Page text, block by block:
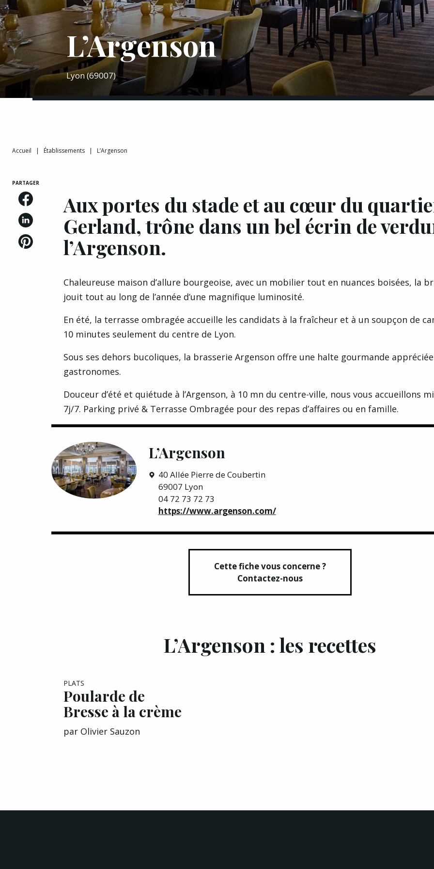
L’Argenson
Lyon (69007)
Accueil | Établissements | L’Argenson
PARTAGER
Aux portes du stade et au cœur du
Gerland, trône dans un bel écrin de
l’Argenson.
Chaleureuse maison d’allure bourgeoise, avec un mobilier tout en nuances boisées, la
jouit tout au long de l’année d’une magnifique luminosité.
En été, la terrasse ombragée accueille les candidats à la fraîcheur et à un soupçon de
10 minutes seulement du centre de Lyon.
Sous ses dehors bucoliques, la brasserie Argenson offre une halte gourmande
gastronomes.
Douceur d’été et quiétude à l’Argenson, à 10 mn du centre-ville, nous vous accueillons
7j/7. Parking privé & Terrasse Ombragée pour des repas d’affaires ou en famille.
L’Argenson
40 Allée Pierre de Coubertin
69007 Lyon
04 72 73 72 73
https://www.argenson.com/
Cette fiche vous concerne ?
Contactez-nous
L’Argenson : les recettes
PLATS
Poularde de
Bresse à la crème
par Olivier Sauzon